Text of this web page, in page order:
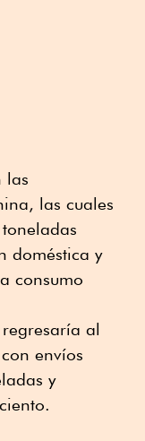
las
las cuales
doméstica y
consumo
al
envíos
y